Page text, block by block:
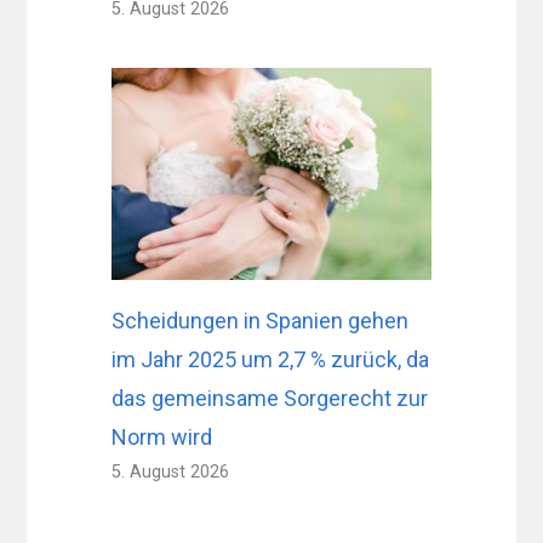
5. August 2026
Scheidungen in Spanien gehen
im Jahr 2025 um 2,7 % zurück, da
das gemeinsame Sorgerecht zur
Norm wird
5. August 2026